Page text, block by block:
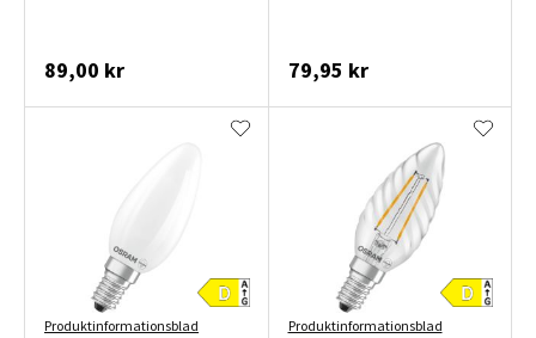
89,00 kr 79,95 kr
Produktinformationsblad Produktinformationsblad